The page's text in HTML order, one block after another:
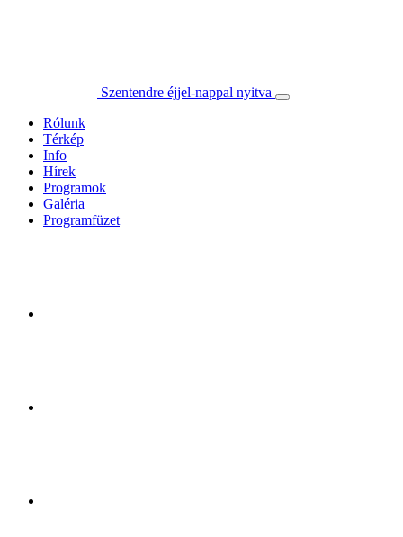
Szentendre éjjel-nappal nyitva
Rólunk
Térkép
Info
Hírek
Programok
Galéria
Programfüzet